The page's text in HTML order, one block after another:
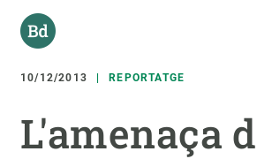
10/12/2013 REPORTATGE
L'amenaça
institucional
RECERCA
Biodiversitat
Canvi global